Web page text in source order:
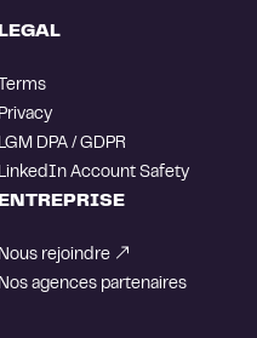
LEGAL
Terms
Privacy
LGM DPA / GDPR
LinkedIn Account Safety
ENTREPRISE
Nous rejoindre
Nos agences partenaires